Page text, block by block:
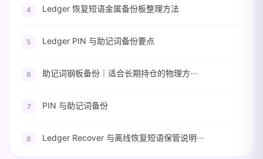
Ledger 恢复短语金属备份板整理方法
Ledger PIN 与助记词备份要点
助记词钢板备份｜适合长期持仓的物理方···
PIN 与助记词备份
Ledger Recover 与离线恢复短语保管说明···